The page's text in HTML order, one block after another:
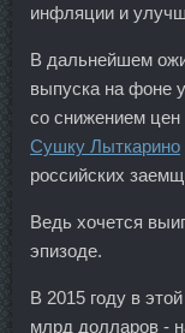
инфляции и
В дальнейшем
выпуска на фоне
со снижением
Сушку Лыткарино
российских
Ведь хочется
эпизоде.
В 2015 году в
млрд долларов -